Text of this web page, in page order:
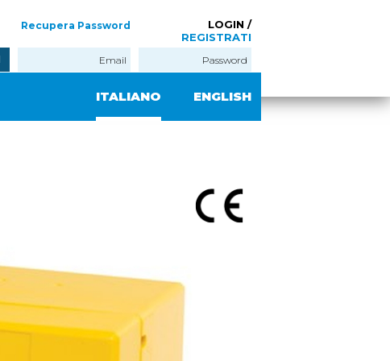
LOGIN /
REGISTRATI
Recupera Password
ENGLISH
ITALIANO